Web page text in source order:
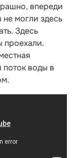
впереди
могли здесь
Здесь
проехали.
воды в